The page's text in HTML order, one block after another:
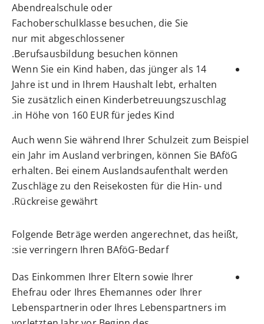
Abendrealschule oder
Fachoberschulklasse besuchen, die Sie
nur mit abgeschlossener
Berufsausbildung besuchen können.
Wenn Sie ein Kind haben, das jünger als 14
Jahre ist und in Ihrem Haushalt lebt, erhalten
Sie zusätzlich einen Kinderbetreuungszuschlag
in Höhe von 160 EUR für jedes Kind.
Auch wenn Sie während Ihrer Schulzeit zum Beispiel
ein Jahr im Ausland verbringen, können Sie BAföG
erhalten. Bei einem Auslandsaufenthalt werden
Zuschläge zu den Reisekosten für die Hin- und
Rückreise gewährt.
Folgende Beträge werden angerechnet, das heißt,
sie verringern Ihren BAföG-Bedarf:
Das Einkommen Ihrer Eltern sowie Ihrer
Ehefrau oder Ihres Ehemannes oder Ihrer
Lebenspartnerin oder Ihres Lebenspartners im